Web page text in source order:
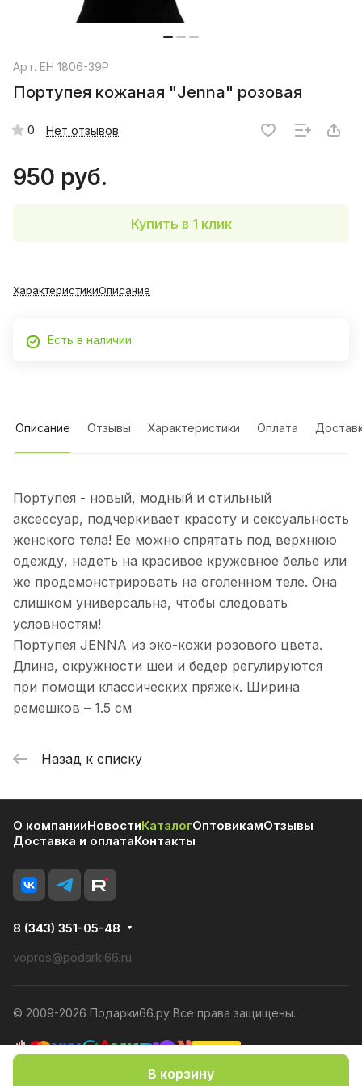
Арт. EH 1806-39P
Портупея кожаная "Jenna" розовая
0 Нет отзывов
950 руб.
В корзину
Купить в 1 клик
ХарактеристикиОписание
Есть в наличии
Описание Отзывы Характеристики Оплата
Портупея - новый, модный и стильный
аксессуар, подчеркивает красоту и сексуальность
женского тела! Ее можно спрятать под верхнюю
одежду, надеть на красивое кружевное белье или
же продемонстрировать на оголенном теле. Она
слишком универсальна, чтобы следовать
условностям!
Портупея JENNA из эко-кожи розового цвета.
Длина, окружности шеи и бедер регулируются
при помощи классических пряжек. Ширина
ремешков – 1.5 см
Назад к списку
О компанииНовостиКаталогОптовикамОтзывы
Доставка и оплатаКонтакты
8 (343) 351-05-48
vopros@podarki66.ru
© 2009-2026 Подарки66.ру Все права защищены.